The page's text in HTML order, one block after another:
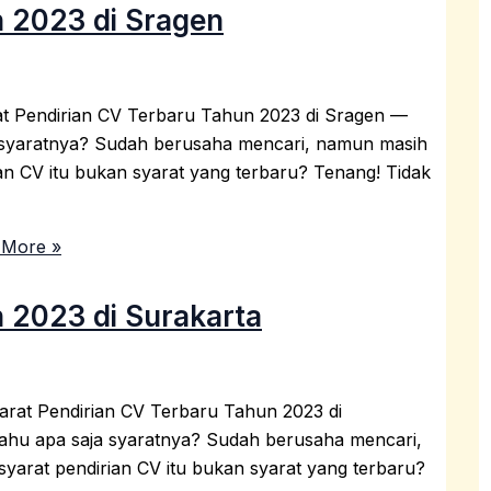
2023 di Sragen
Pendirian CV Terbaru Tahun 2023 di Sragen —
Sudah berusaha mencari, namun masih
CV itu bukan syarat yang terbaru? Tenang! Tidak
»
2023 di Surakarta
Pendirian CV Terbaru Tahun 2023 di
apa saja syaratnya? Sudah berusaha mencari,
pendirian CV itu bukan syarat yang terbaru?